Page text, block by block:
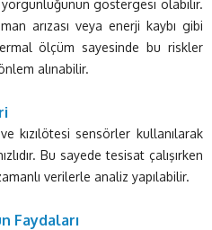
göstergesi olabilir.
arızası veya enerji kaybı gibi
ölçüm sayesinde bu riskler
alınabilir.
kızılötesi sensörler kullanılarak
Bu sayede tesisat çalışırken
verilerle analiz yapılabilir.
Faydaları